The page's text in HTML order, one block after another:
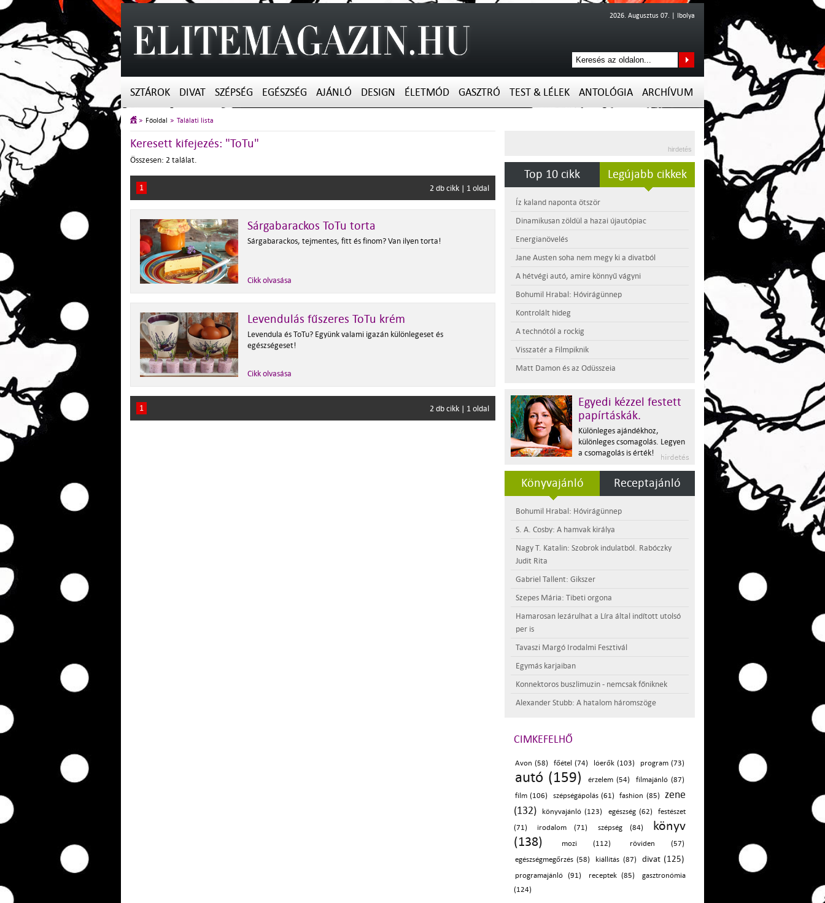
2026. Augusztus 07. | Ibolya
SZTÁROK DIVAT SZÉPSÉG EGÉSZSÉG AJÁNLÓ DESIGN ÉLETMÓD GASZTRÓ TEST & LÉLEK ANTOLÓGIA ARCHÍVUM
Főoldal Találati lista
Keresett kifejezés: "ToTu"
Összesen: 2 találat.
1 2 db cikk | 1 oldal
Sárgabarackos ToTu torta
Sárgabarackos, tejmentes, fitt és finom? Van ilyen torta!
Cikk olvasása
Levendulás fűszeres ToTu krém
Levendula és ToTu? Együnk valami igazán különlegeset és
egészségeset!
Cikk olvasása
1 2 db cikk | 1 oldal
hirdetés
Top 10 cikk Legújabb cikkek
Íz kaland naponta ötször
Dinamikusan zöldül a hazai újautópiac
Energianövelés
Jane Austen soha nem megy ki a divatból
A hétvégi autó, amire könnyű vágyni
Bohumil Hrabal: Hóvirágünnep
Kontrolált hideg
A technótól a rockig
Visszatér a Filmpiknik
Matt Damon és az Odüsszeia
Egyedi kézzel festett
papírtáskák.
Különleges ajándékhoz,
különleges csomagolás. Legyen
a csomagolás is érték!
Könyvajánló Receptajánló
Bohumil Hrabal: Hóvirágünnep
S. A. Cosby: A hamvak királya
Nagy T. Katalin: Szobrok indulatból. Rabóczky
Judit Rita
Gabriel Tallent: Gikszer
Szepes Mária: Tibeti orgona
Hamarosan lezárulhat a Líra által indított utolsó
per is
Tavaszi Margó Irodalmi Fesztivál
Egymás karjaiban
Konnektoros buszlimuzin - nemcsak főniknek
Alexander Stubb: A hatalom háromszöge
CIMKEFELHŐ
Avon (58) főétel (74) lóerők (103) program (73)
autó (159) érzelem (54)
filmajánló (87)
film (106)
szépségápolás (61) fashion (85)
zene
(132)
könyvajánló (123) egészség (62)
festészet
(71)
irodalom (71) szépség (84)
könyv
(138)
mozi (112)
röviden (57)
egészségmegőrzés (58)
kiállítás (87) divat (125)
programajánló (91) receptek (85)
gasztronómia
(124)